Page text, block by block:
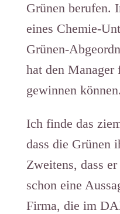
Grünen berufen.
eines Chemie-
Grünen-
hat den Manager
gewinnen können.
Ich finde das
dass die Grünen
Zweitens, dass
schon eine
Firma, die im